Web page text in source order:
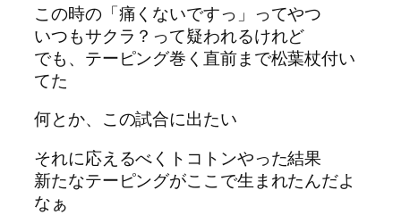
この時の「痛くないですっ」ってやつ
いつもサクラ？って疑われるけれど
でも、テーピング巻く直前まで松葉杖付い
てた
何とか、この試合に出たい
それに応えるべくトコトンやった結果
新たなテーピングがここで生まれたんだよ
なぁ